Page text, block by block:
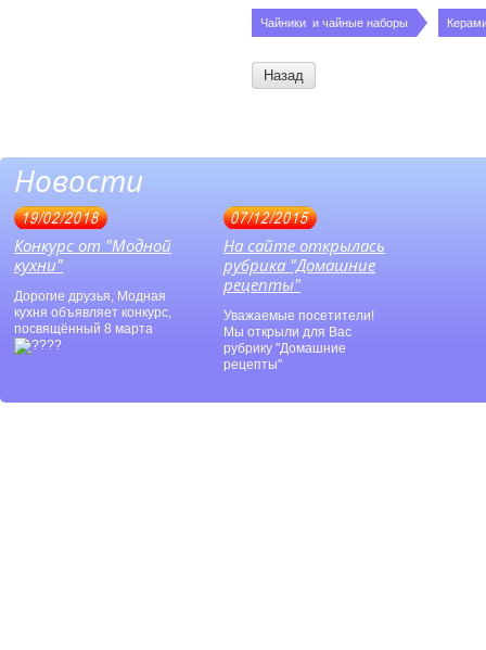
Чайники  и чайные наборы
Назад
Новости
19/02/2018
Конкурс от "Модной
кухни"
Дорогие друзья, Модная
кухня объявляет конкурс,
посвящённый 8 марта
07/12/2015
На сайте открылась
рубрика "Домашние
рецепты"
Уважаемые посетители!
Мы открыли для Вас
рубрику "Домашние
рецепты"